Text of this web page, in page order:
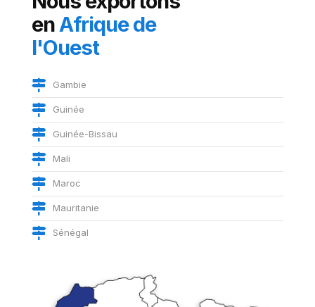
en Afrique de
l'Ouest
Gambie
Guinée
Guinée-Bissau
Mali
Maroc
Mauritanie
Sénégal